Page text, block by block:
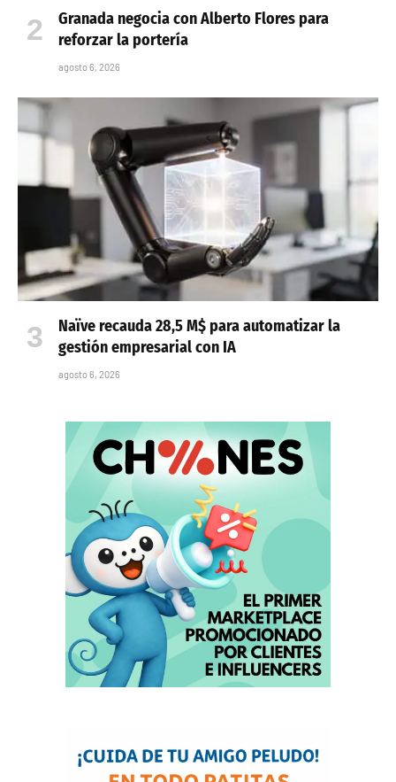
Granada negocia con Alberto Flores para
reforzar la portería
agosto 6, 2026
Naïve recauda 28,5 M$ para automatizar la
gestión empresarial con IA
agosto 6, 2026